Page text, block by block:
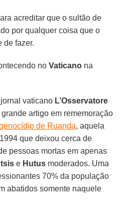
acreditar que o sultão de
por qualquer coisa que o
de fazer.
noVaticano na
vaticano L’Osservatore
artigo em rememoração
de Ruanda, aquela
que deixou cerca de
pessoas mortas em apenas
e Hutus moderados. Uma
70% da população
abatidos somente naquele